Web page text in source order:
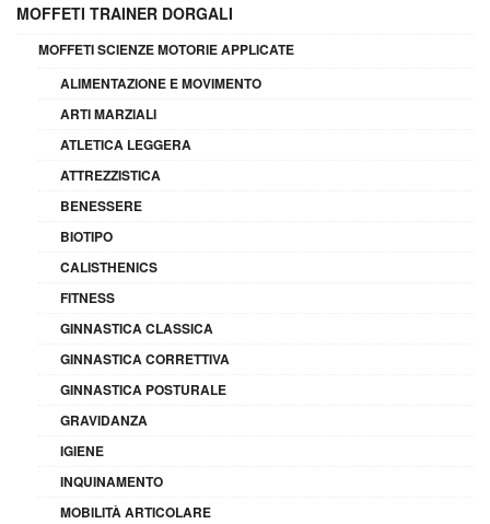
MOFFETI TRAINER DORGALI
MOFFETI SCIENZE MOTORIE APPLICATE
ALIMENTAZIONE E MOVIMENTO
ARTI MARZIALI
ATLETICA LEGGERA
ATTREZZISTICA
BENESSERE
BIOTIPO
CALISTHENICS
FITNESS
GINNASTICA CLASSICA
GINNASTICA CORRETTIVA
GINNASTICA POSTURALE
GRAVIDANZA
IGIENE
INQUINAMENTO
MOBILITÀ ARTICOLARE